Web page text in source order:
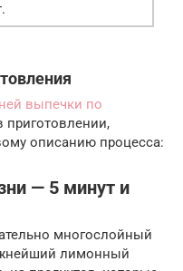
выпечки по
приготовлении,
описанию процесса:
— 5 минут и
многослойный
лимонный